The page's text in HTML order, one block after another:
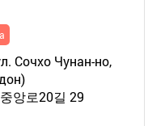
Сочхо Чунан-но,
앙로20길 29